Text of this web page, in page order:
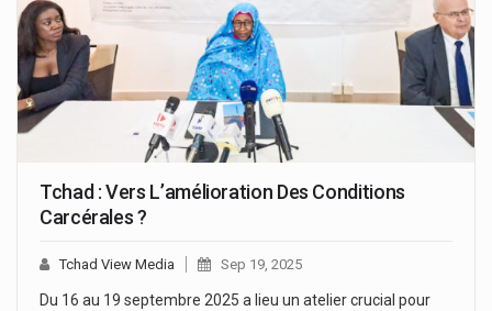
Tchad : Vers L’amélioration Des Conditions
Carcérales ?
Tchad View Media Sep 19, 2025
Du 16 au 19 septembre 2025 a lieu un atelier crucial pour